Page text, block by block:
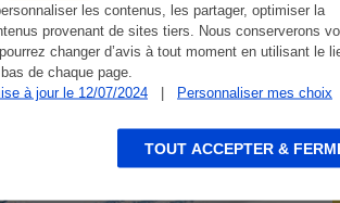
les contenus, les partager, optimiser la
provenant de sites tiers. Nous conserverons
changer d’avis à tout moment en utilisant le
de chaque page.
à jour le 12/07/2024
| Personnaliser mes choix
TOUT ACCEPTER &